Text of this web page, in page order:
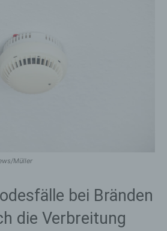
Müller
bei Bränden
die Verbreitung